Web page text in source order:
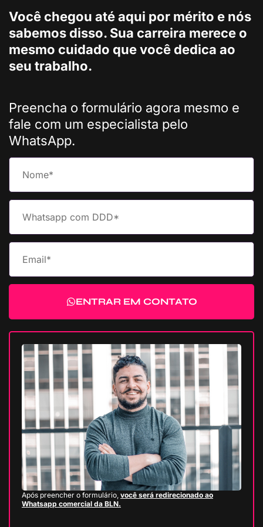
Você chegou até aqui por mérito e nós
sabemos disso. Sua carreira merece o
mesmo cuidado que você dedica ao
seu trabalho.
Preencha o formulário agora mesmo e
fale com um especialista pelo
WhatsApp.
ENTRAR EM CONTATO
Após preencher o formulário, você será redirecionado ao
Whatsapp comercial da BLN.